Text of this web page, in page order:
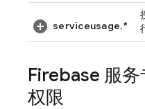
serviceusage.*
Firebase 服
权限